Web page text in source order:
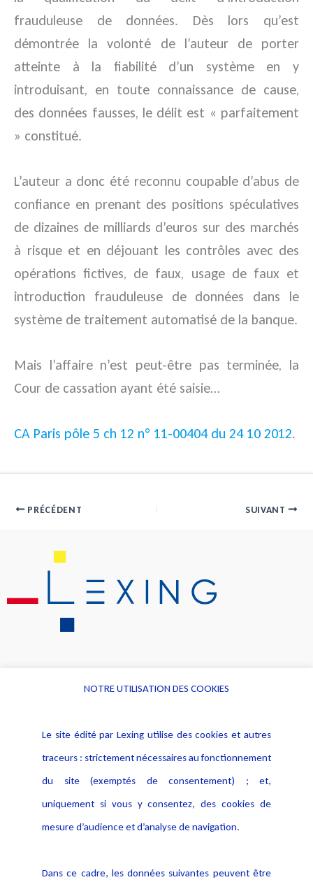
frauduleuse de données. Dès lors qu’est
démontrée la volonté de l’auteur de porter
atteinte à la fiabilité d’un système en y
introduisant, en toute connaissance de cause,
des données fausses, le délit est « parfaitement
» constitué.
L’auteur a donc été reconnu coupable d’abus de
confiance en prenant des positions spéculatives
de dizaines de milliards d’euros sur des marchés
à risque et en déjouant les contrôles avec des
opérations fictives, de faux, usage de faux et
introduction frauduleuse de données dans le
système de traitement automatisé de la banque.
Mais l’affaire n’est peut-être pas terminée, la
Cour de cassation ayant été saisie…
CA Paris pôle 5 ch 12 n° 11-00404 du 24 10 2012.
PRÉCÉDENT SUIVANT
Alerte professionnelle
Déclaration d'accessibilité
Notice Légale
Politique de protection des
données
Publications
NOTRE UTILISATION DES COOKIES
Le site édité par Lexing utilise des cookies et autres
traceurs : strictement nécessaires au fonctionnement
du site (exemptés de consentement) ; et,
uniquement si vous y consentez, des cookies de
mesure d’audience et d’analyse de navigation.
Dans ce cadre, les données suivantes peuvent être